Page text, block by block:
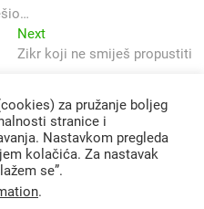
NextNext
post:
Zikr koji ne smiješ propustiti
za pružanje boljeg
stranice i
Nastavkom pregleda
kolačića. Za nastavak
se”.
.